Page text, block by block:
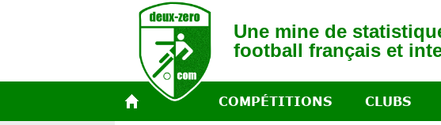
Une mine de
football français et
COMPÉTITIONS CLUBS